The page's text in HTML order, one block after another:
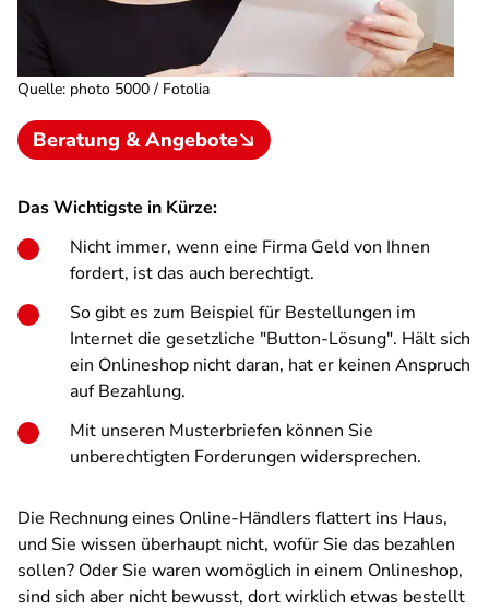
Quelle: photo 5000 / Fotolia
Beratung & Angebote
Das Wichtigste in Kürze:
Nicht immer, wenn eine Firma Geld von Ihnen
fordert, ist das auch berechtigt.
So gibt es zum Beispiel für Bestellungen im
Internet die gesetzliche "Button-Lösung". Hält sich
ein Onlineshop nicht daran, hat er keinen Anspruch
auf Bezahlung.
Mit unseren Musterbriefen können Sie
unberechtigten Forderungen widersprechen.
Die Rechnung eines Online-Händlers flattert ins Haus,
und Sie wissen überhaupt nicht, wofür Sie das bezahlen
sollen? Oder Sie waren womöglich in einem Onlineshop,
sind sich aber nicht bewusst, dort wirklich etwas bestellt